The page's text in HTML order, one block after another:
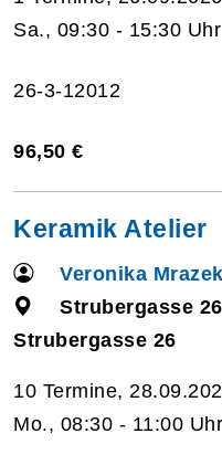
Sa., 09:30 - 15:30 Uhr
26-3-12012
96,50 €
Keramik Atelier
Veronika Mrazek
Strubergasse
Strubergasse 26
10 Termine,
Mo., 08:30 - 11:00 Uhr